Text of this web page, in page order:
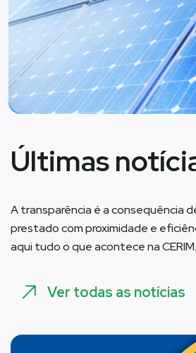
Últimas
A transparência é a consequência
prestado com proximidade e
aqui tudo o que acontece na CERIM.
Ver todas as notícias